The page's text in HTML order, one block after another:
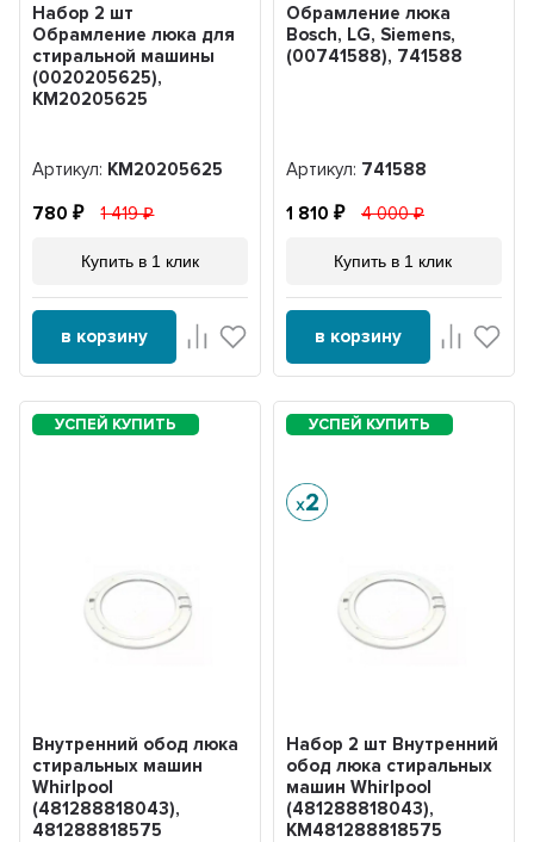
Набор 2 шт
Обрамление люка для
стиральной машины
(0020205625),
KM20205625
Артикул: KM20205625
780 1 419
Купить в 1 клик
в корзину
Обрамление люка
Bosch, LG, Siemens,
(00741588), 741588
Артикул: 741588
1 810 4 000
Купить в 1 клик
в корзину
Внутренний обод люка
стиральных машин
Whirlpool
(481288818043),
481288818575
Набор 2 шт Внутренний
обод люка стиральных
машин Whirlpool
(481288818043),
KM481288818575